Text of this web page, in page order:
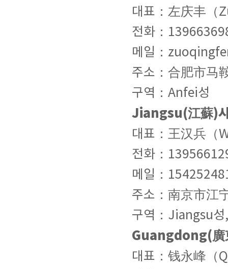
대표：左庆丰（
전화：
메일：
주소：合肥市马
구역：Anfei성
Jiangsu(江蘇)
대표：王汉兵（
전화：
메일：
주소：南京市江
구역：Jiangsu성
Guangdong(廣
대표：钱永峰（